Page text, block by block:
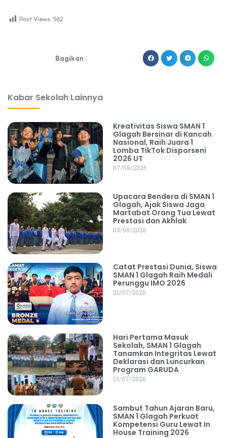
Post Views: 562
Bagikan :
Kabar Sekolah Lainnya
Kreativitas Siswa SMAN 1
Glagah Bersinar di Kancah
Nasional, Raih Juara 1
Lomba TikTok Disporseni
2026 UT
07/08/2026
Upacara Bendera di SMAN 1
Glagah, Ajak Siswa Jaga
Martabat Orang Tua Lewat
Prestasi dan Akhlak
03/08/2026
Catat Prestasi Dunia, Siswa
SMAN 1 Glagah Raih Medali
Perunggu IMO 2026
21/07/2026
Hari Pertama Masuk
Sekolah, SMAN 1 Glagah
Tanamkan Integritas Lewat
Deklarasi dan Luncurkan
Program GARUDA
13/07/2026
Sambut Tahun Ajaran Baru,
SMAN 1 Glagah Perkuat
Kompetensi Guru Lewat In
House Training 2026